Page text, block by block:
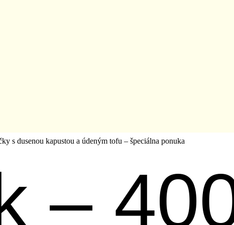
s dusenou kapustou a údeným tofu – špeciálna ponuka
–